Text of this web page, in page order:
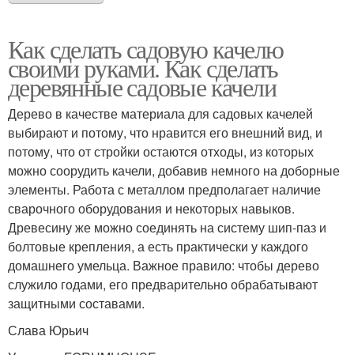
Как сделать садовую качелю
своими руками. Как сделать
деревянные садовые качели
Дерево в качестве материала для садовых качелей
выбирают и потому, что нравится его внешний вид, и
потому, что от стройки остаются отходы, из которых
можно соорудить качели, добавив немного на доборные
элементы. Работа с металлом предполагает наличие
сварочного оборудования и некоторых навыков.
Древесину же можно соединять на систему шип-паз и
болтовые крепления, а есть практически у каждого
домашнего умельца. Важное правило: чтобы дерево
служило годами, его предварительно обрабатывают
защитными составами.
Слава Юрьич